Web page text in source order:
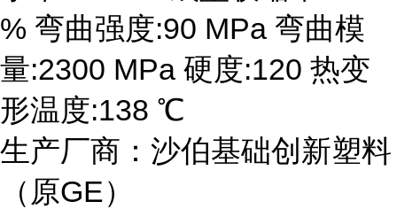
% 弯曲强度:90 MPa 弯曲模
量:2300 MPa 硬度:120 热变
形温度:138 ℃
生产厂商：沙伯基础创新塑料
（原GE）